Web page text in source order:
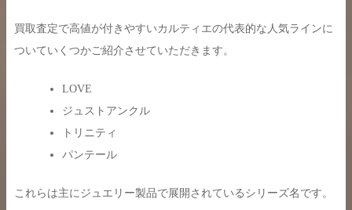
買取査定で高値が付きやすいカルティエの代表的な人気ラインに
ついていくつかご紹介させていただきます。
LOVE
ジュストアンクル
トリニティ
パンテール
これらは主にジュエリー製品で展開されているシリーズ名です。